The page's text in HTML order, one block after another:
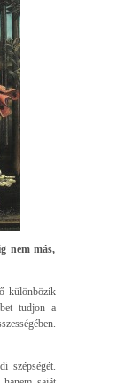
nem más,
különbözik
tudjon a
szépségét.